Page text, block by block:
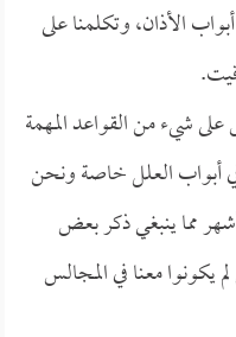
الأذان، وتكلمنا على
شيء من القواعد المهمة
أبواب العلل خاصة ونحن
مما ينبغي ذكر بعض
يكونوا معنا في المجالس